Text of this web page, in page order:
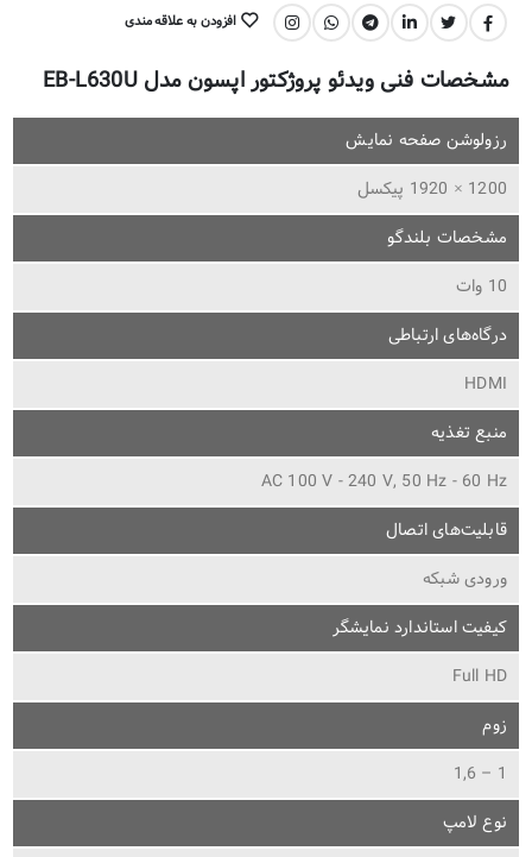
اشتراک گذاری: افزودن به علاقه مندی
مشخصات فنی ویدئو پروژکتور اپسون مدل EB-L630U
رزولوشن صفحه نمایش
1200 × 1920 پیکسل
مشخصات بلندگو
10 وات
درگاه‌های ارتباطی
HDMI
منبع تغذیه
AC 100 V - 240 V, 50 Hz - 60 Hz
قابلیت‌های اتصال
ورودی شبکه
کیفیت استاندارد نمایشگر
Full HD
زوم
1 – 1,6
نوع لامپ